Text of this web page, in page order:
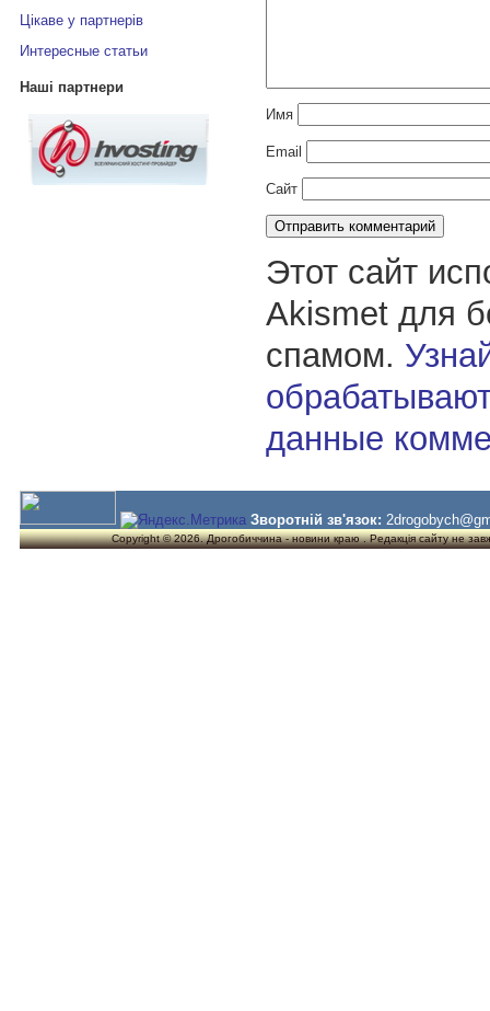
Цікаве у партнерів
Интересные статьи
Наші партнери
Имя
Email
Сайт
Этот сайт
Akismet для
спамом.
данные
Зворотній зв'язок:
Copyright © 2026. Дрогобиччина - новини краю . Редакція сайту не